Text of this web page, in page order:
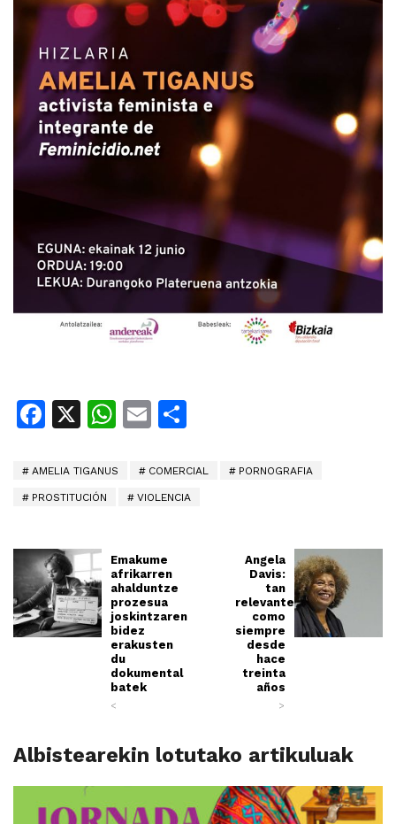
Facebook
X WhatsApp
Email
AMELIA TIGANUS COMERCIAL PORNOGRAFIA
PROSTITUCIÓN VIOLENCIA
Emakume
afrikarren
ahalduntze
prozesua
joskintzaren
bidez
erakusten
du
dokumental
batek
<
Angela
Davis:
tan
relevante
como
siempre
desde
hace
treinta
años
>
Albistearekin lotutako artikuluak